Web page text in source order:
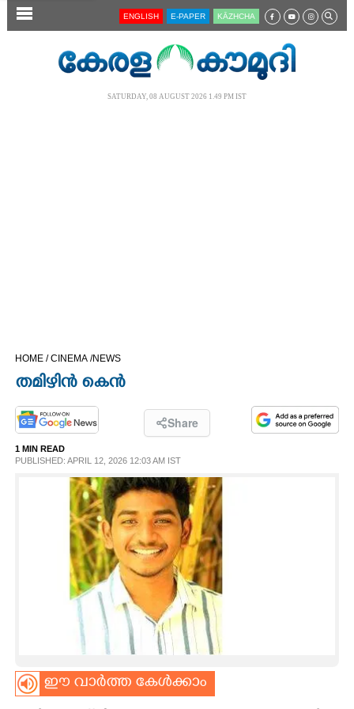
SECTIONS
OPINION
PHOTOS
SPIRITUAL
ASTRO
ENGLISH E-PAPER KĀZHCHA
SATURDAY, 08 AUGUST 2026 1.49 PM IST
HOME /CINEMA /NEWS
തമിഴിൻ കെൻ
Share
1 MIN READ
PUBLISHED: APRIL 12, 2026 12:03 AM IST
ഈ വാർത്ത കേൾക്കാം